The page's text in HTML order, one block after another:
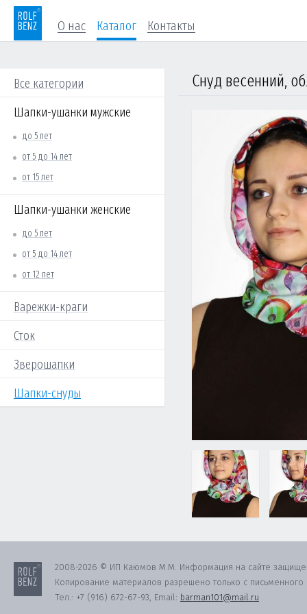
О нас Каталог Контакты
Все категории
Шапки-ушанки мужские
до 5 лет
от 5 до 14 лет
от 15 лет
Шапки-ушанки женские
до 5 лет
от 5 до 14 лет
от 12 лет
Варежки-краги
Сток
Зверошапки
Шапки-снуды
Снуд весенний,
2008-2026 © ИП Каюмов М.М. Информация на сайте
Копирование материалов разрешено только с письменного
Тел.: +7 (916) 672-67-93, Email: barman101@mail.ru